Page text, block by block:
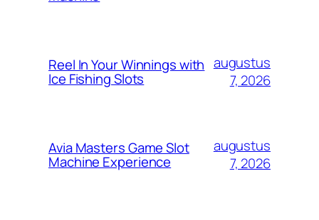
Reel In Your Winnings with
Ice Fishing Slots
augustus
7, 2026
Avia Masters Game Slot
Machine Experience
augustus
7, 2026